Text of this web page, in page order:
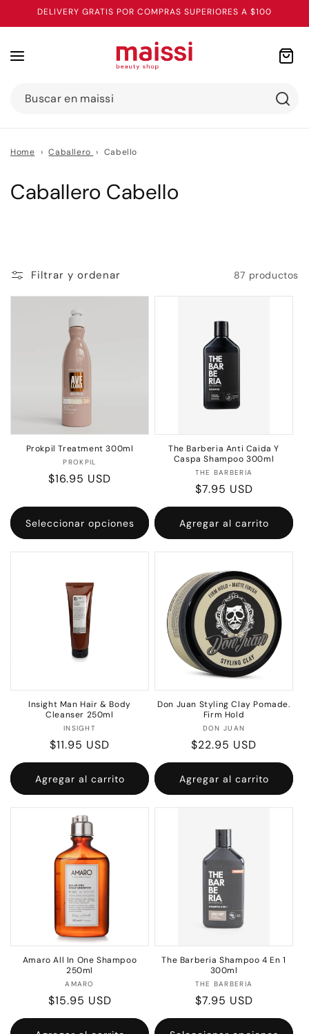
directamente
al contenido
DELIVERY GRATIS POR COMPRAS SUPERIORES A $100
Buscar en maissi
Carrito
Home › Caballero › Cabello
C
e
c
:
Caballero Cabello
Filtrar y ordenar 87 productos
Prokpil Treatment 300ml
Proveedor:
PROKPIL
Precio
$16.95 USD
Seleccionar opciones
The Barberia Anti Caida Y
Caspa Shampoo 300ml
Proveedor:
THE BARBERIA
Precio
habitual
$7.95 USD
Agregar al carrito
Insight Man Hair & Body
Cleanser 250ml
Proveedor:
INSIGHT
Precio
habitual
$11.95 USD
Agregar al carrito
Don Juan Styling Clay Pomade.
Firm Hold
Proveedor:
DON JUAN
Precio
habitual
$22.95 USD
Agregar al carrito
Amaro All In One Shampoo
250ml
Proveedor:
AMARO
Precio
habitual
$15.95 USD
The Barberia Shampoo 4 En 1
300ml
Proveedor:
THE BARBERIA
Precio
habitual
$7.95 USD